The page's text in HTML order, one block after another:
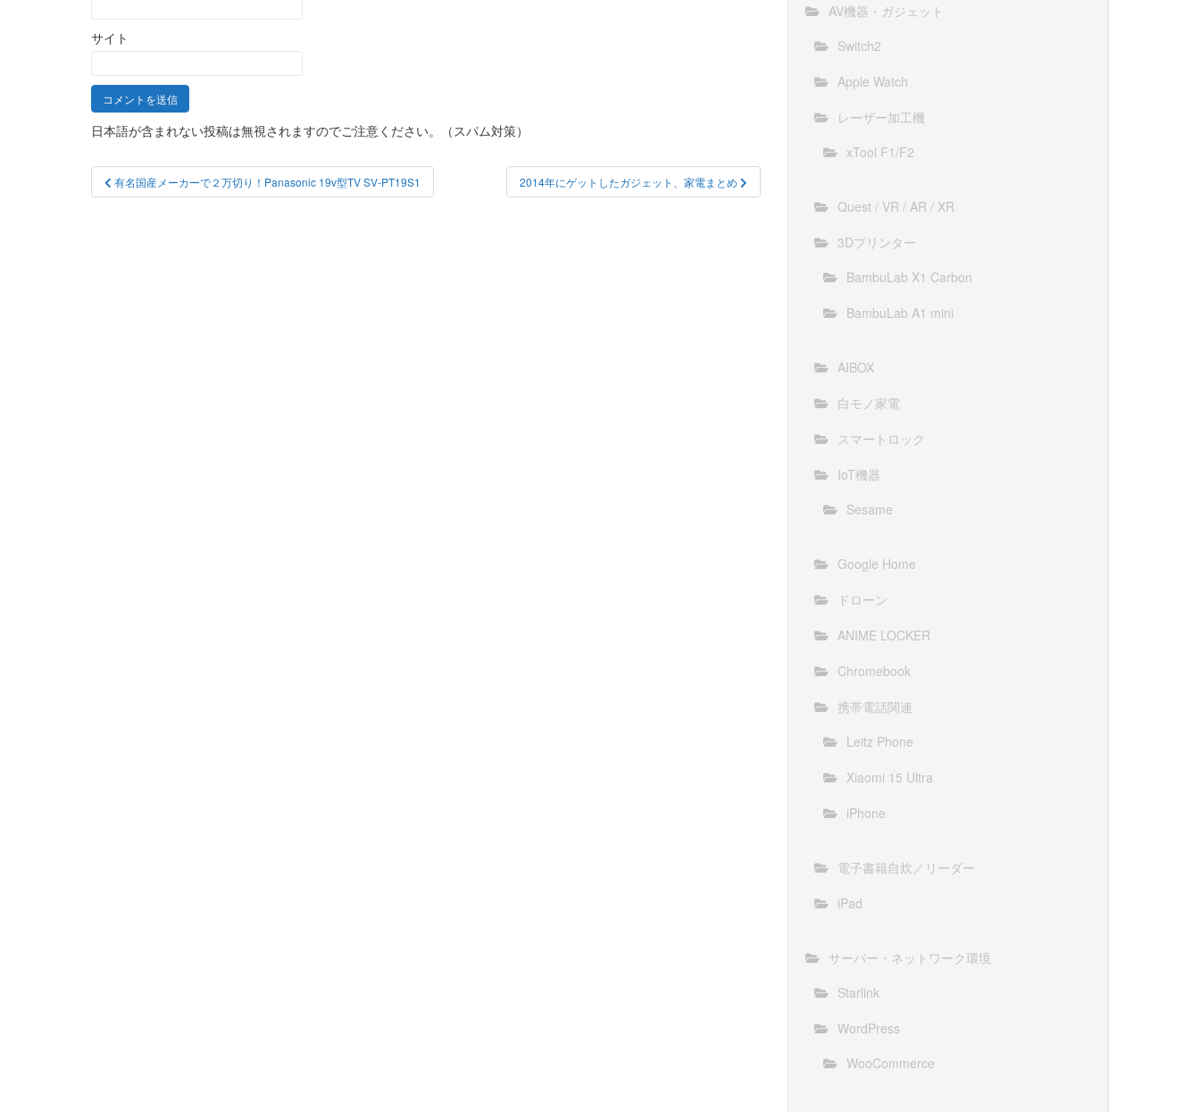
サイト
日本語が含まれない投稿は無視されますのでご注意ください。（スパム対策）
投
稿
有名国産メーカーで２万切り！Panasonic 19v型TV SV-PT19S1 2014年にゲットしたガジェット、家電まとめ
AV機器・ガジェット
Switch2
Apple Watch
レーザー加工機
xTool F1/F2
Quest / VR / AR / XR
3Dプリンター
BambuLab X1 Carbon
BambuLab A1 mini
AIBOX
白モノ家電
スマートロック
IoT機器
Sesame
Google Home
ドローン
ANIME LOCKER
Chromebook
携帯電話関連
Leitz Phone
Xiaomi 15 Ultra
iPhone
電子書籍自炊／リーダー
iPad
サーバー・ネットワーク環境
Starlink
WordPress
WooCommerce